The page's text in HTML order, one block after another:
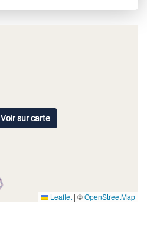
Leaflet | ©OpenStreetMap
Voir sur carte